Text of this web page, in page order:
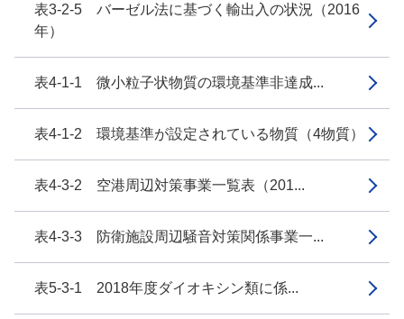
表3-2-5 バーゼル法に基づく輸出入の状況（2016
年）
表4-1-1 微小粒子状物質の環境基準非達成...
表4-1-2 環境基準が設定されている物質（4物質）
表4-3-2 空港周辺対策事業一覧表（201...
表4-3-3 防衛施設周辺騒音対策関係事業一...
表5-3-1 2018年度ダイオキシン類に係...